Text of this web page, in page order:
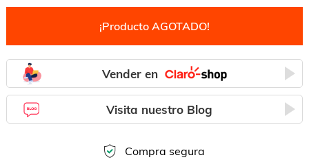
¡Producto AGOTADO!
Vender en
Visita nuestro Blog
Compra segura